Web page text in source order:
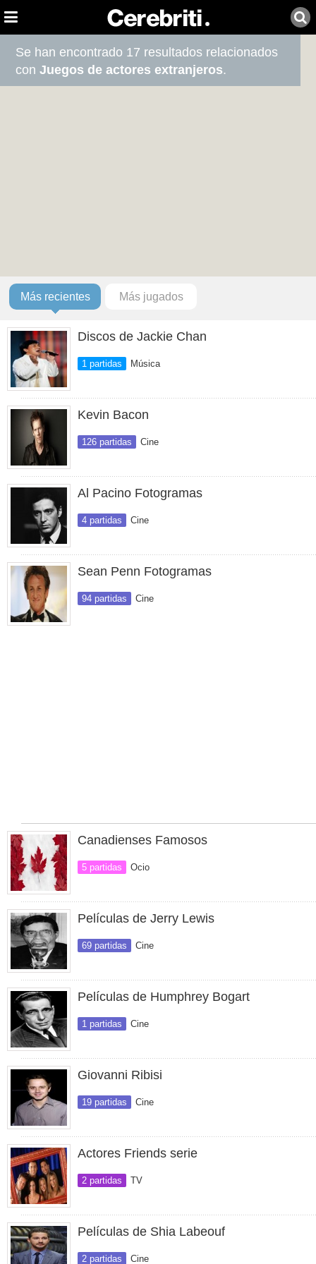
Se han encontrado 17 resultados relacionados
conJuegos de actores extranjeros.
Más recientes Más jugados
Discos de Jackie Chan
1 partidas Música
Kevin Bacon
126 partidas Cine
Al Pacino Fotogramas
4 partidas Cine
Sean Penn Fotogramas
94 partidas Cine
Canadienses Famosos
5 partidas Ocio
Películas de Jerry Lewis
69 partidas Cine
Películas de Humphrey Bogart
1 partidas Cine
Giovanni Ribisi
19 partidas Cine
Actores Friends serie
2 partidas TV
Películas de Shia Labeouf
2 partidas Cine